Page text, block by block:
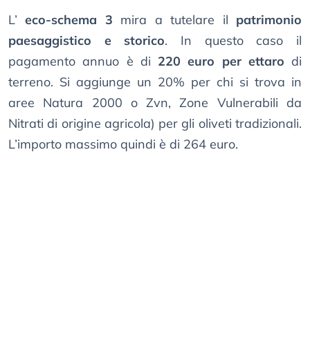
L’eco-schema 3 mira a tutelare il patrimonio
paesaggistico e storico. In questo caso il
pagamento annuo è di 220 euro per ettaro di
terreno. Si aggiunge un 20% per chi si trova in
aree Natura 2000 o Zvn, Zone Vulnerabili da
Nitrati di origine agricola) per gli oliveti tradizionali.
L’importo massimo quindi è di 264 euro.